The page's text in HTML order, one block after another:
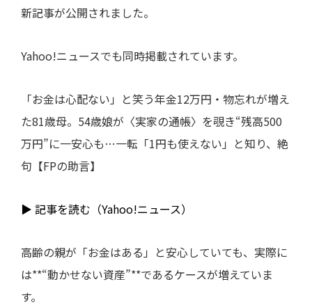
新記事が公開されました。
Yahoo!ニュースでも同時掲載されています。
「お金は心配ない」と笑う年金12万円・物忘れが増え
た81歳母。54歳娘が〈実家の通帳〉を覗き“残高500
万円”に一安心も…一転「1円も使えない」と知り、絶
句【FPの助言】
▶ 記事を読む（Yahoo!ニュース）
高齢の親が「お金はある」と安心していても、実際に
は**“動かせない資産”**であるケースが増えていま
す。